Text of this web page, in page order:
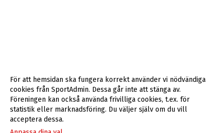
För att hemsidan ska fungera korrekt använder vi nödvändiga
cookies från SportAdmin. Dessa går inte att stänga av.
Föreningen kan också använda frivilliga cookies, t.ex. för
statistik eller marknadsföring. Du väljer själv om du vill
acceptera dessa.